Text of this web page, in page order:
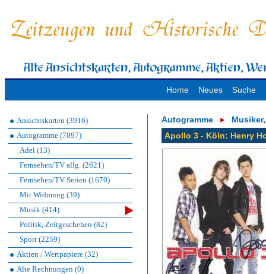
Home Neues Suche
Ansichtskarten (3916)
Autogramme (7097)
Adel (13)
Fernsehen/TV allg. (2621)
Fernsehen/TV Serien (1670)
Mit Widmung (39)
Musik (414)
Politik, Zeitgeschehen (82)
Sport (2259)
Aktien / Wertpapiere (32)
Alte Rechnungen (0)
Autogramme
Apollo 3 - Köln: Henry